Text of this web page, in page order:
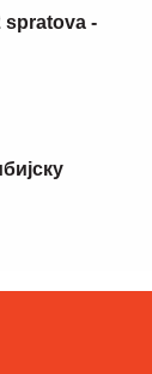
spratova -